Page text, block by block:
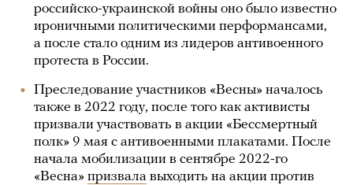
российско-украинской войны оно было известно
ироничными политическими перформансами,
а после стало одним из лидеров антивоенного
протеста в России.
Преследование участников «Весны» началось
также в 2022 году, после того как активисты
призвали участвовать в акции «Бессмертный
полк» 9 мая с антивоенными плакатами. После
начала мобилизации в сентябре 2022-го
«Весна» призвала выходить на акции против